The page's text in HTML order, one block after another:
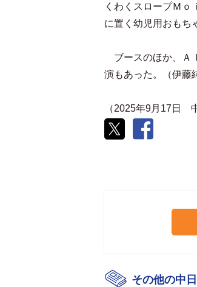
くわくスロープＭ
に置く幼児用おもち
ブースのほか、Ａ
演もあった。（伊藤
（2025年9月17日
その他の中